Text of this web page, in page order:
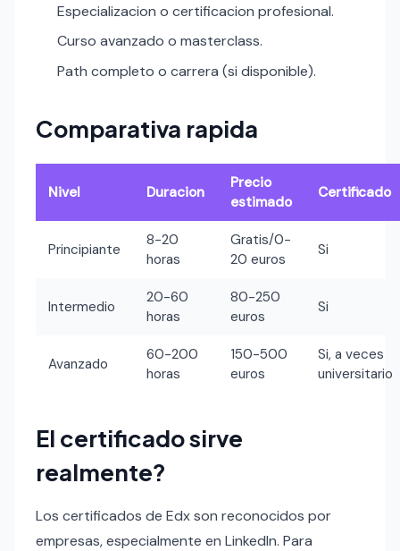
Especializacion o certificacion profesional.
Curso avanzado o masterclass.
Path completo o carrera (si disponible).
Comparativa rapida
Nivel Duracion
Precio
estimado
Certificado
Principiante
8-20
horas
Gratis/0-
20 euros
Si
Intermedio
20-60
horas
80-250
euros
Si
Avanzado
60-200
horas
150-500
euros
Si, a veces
universitario
El certificado sirve
realmente?
Los certificados de Edx son reconocidos por
empresas, especialmente en LinkedIn. Para